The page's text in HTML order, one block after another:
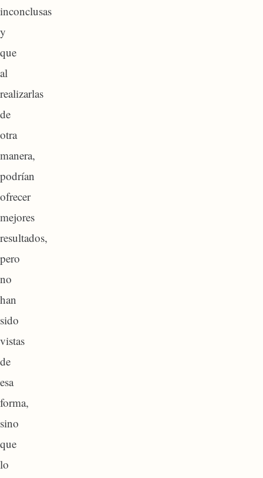
inconclusas
y
que
al
realizarlas
de
otra
manera,
podrían
ofrecer
mejores
resultados,
pero
no
han
sido
vistas
de
esa
forma,
sino
que
lo